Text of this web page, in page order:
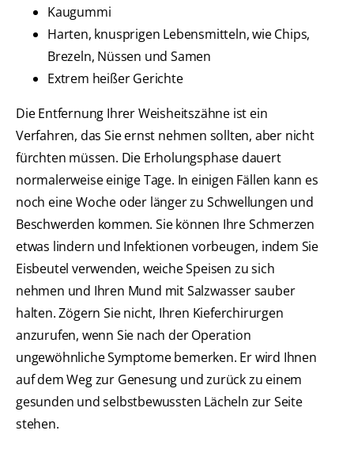
Kaugummi
Harten, knusprigen Lebensmitteln, wie Chips,
Brezeln, Nüssen und Samen
Extrem heißer Gerichte
Die Entfernung Ihrer Weisheitszähne ist ein
Verfahren, das Sie ernst nehmen sollten, aber nicht
fürchten müssen. Die Erholungsphase dauert
normalerweise einige Tage. In einigen Fällen kann es
noch eine Woche oder länger zu Schwellungen und
Beschwerden kommen. Sie können Ihre Schmerzen
etwas lindern und Infektionen vorbeugen, indem Sie
Eisbeutel verwenden, weiche Speisen zu sich
nehmen und Ihren Mund mit Salzwasser sauber
halten. Zögern Sie nicht, Ihren Kieferchirurgen
anzurufen, wenn Sie nach der Operation
ungewöhnliche Symptome bemerken. Er wird Ihnen
auf dem Weg zur Genesung und zurück zu einem
gesunden und selbstbewussten Lächeln zur Seite
stehen.